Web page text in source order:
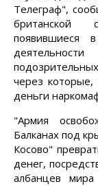
Телеграф",
британской
появившиеся
через которые,
деньги
"Армия
Балканах под
Косово"
денег,
албанцев